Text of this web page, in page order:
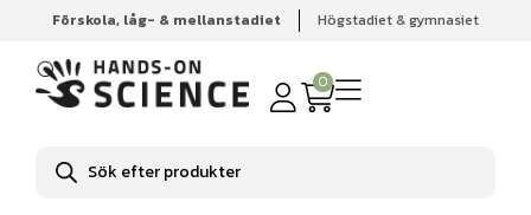
Förskola, låg- & mellanstadiet Högstadiet & gymnasiet
0
Produktsökning
Hem Högstadiet & gymnasiet Biologi
Mikroskop &
tillbehör
Mikroskop